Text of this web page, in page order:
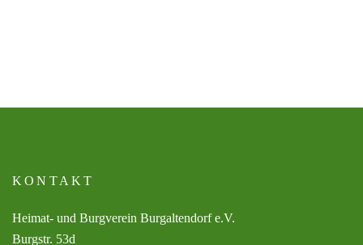
KONTAKT
Heimat- und Burgverein Burgaltendorf e.V.
Burgstr. 53d